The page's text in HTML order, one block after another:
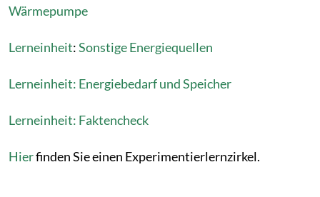
Wärmepumpe
Lerneinheit:Sonstige Energiequellen
Lerneinheit: Energiebedarf und Speicher
Lerneinheit: Faktencheck
Hierfinden Sie einen Experimentierlernzirkel.